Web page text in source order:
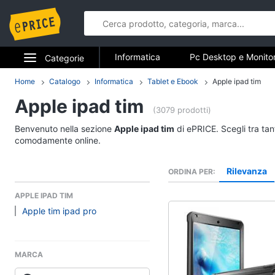
Categorie
Elettrodomestici
Informatica
Telefonia
Smart home
Videogiochi
Informatica
PC Tower
Vedi tutti
Stampanti e Scanner
Informatica Pc Desktop e
Stampanti e Scanner Hard Disk e
Accessori informatica
Home Catalogo Informatica Tablet e Ebook Apple ipad tim
Apple ipad tim (3079 prodotti)
Benvenuto nella sezione Apple ipad tim di ePRICE. Scegli tra
comodamente online.
APPLE IPAD TIM
Apple tim ipad pro
MARCA
ORDINA PER Rilevanza